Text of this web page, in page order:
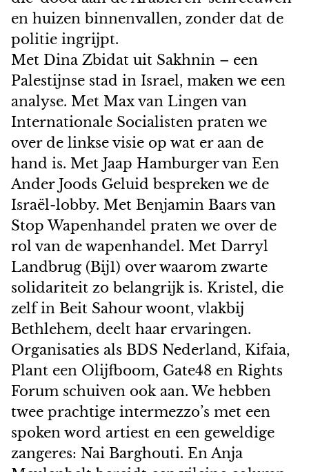
en huizen binnenvallen, zonder dat de
politie ingrijpt.
Met Dina Zbidat uit Sakhnin – een
Palestijnse stad in Israel, maken we een
analyse. Met Max van Lingen van
Internationale Socialisten praten we
over de linkse visie op wat er aan de
hand is. Met Jaap Hamburger van Een
Ander Joods Geluid bespreken we de
Israël-lobby. Met Benjamin Baars van
Stop Wapenhandel praten we over de
rol van de wapenhandel. Met Darryl
Landbrug (Bij1) over waarom zwarte
solidariteit zo belangrijk is. Kristel, die
zelf in Beit Sahour woont, vlakbij
Bethlehem, deelt haar ervaringen.
Organisaties als BDS Nederland, Kifaia,
Plant een Olijfboom, Gate48 en Rights
Forum schuiven ook aan. We hebben
twee prachtige intermezzo’s met een
spoken word artiest en een geweldige
zangeres: Nai Barghouti. En Anja